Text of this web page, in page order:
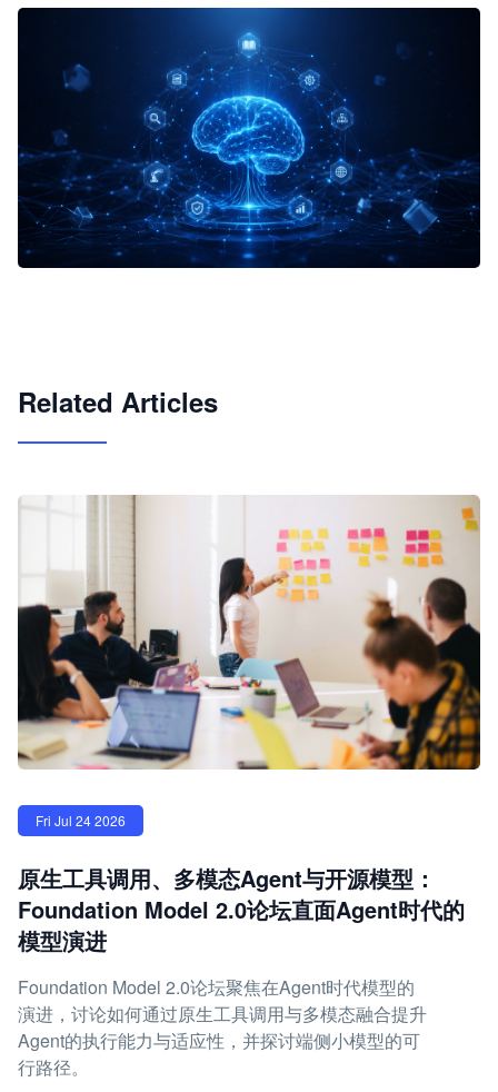
Related Articles
Fri Jul 24 2026
原生工具调用、多模态Agent与开源模型：
Foundation Model 2.0论坛直面Agent时代的
模型演进
Foundation Model 2.0论坛聚焦在Agent时代模型的
演进，讨论如何通过原生工具调用与多模态融合提升
Agent的执行能力与适应性，并探讨端侧小模型的可
行路径。